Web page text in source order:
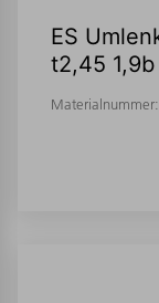
ES
t2,45 1,9b
Materialnummer: